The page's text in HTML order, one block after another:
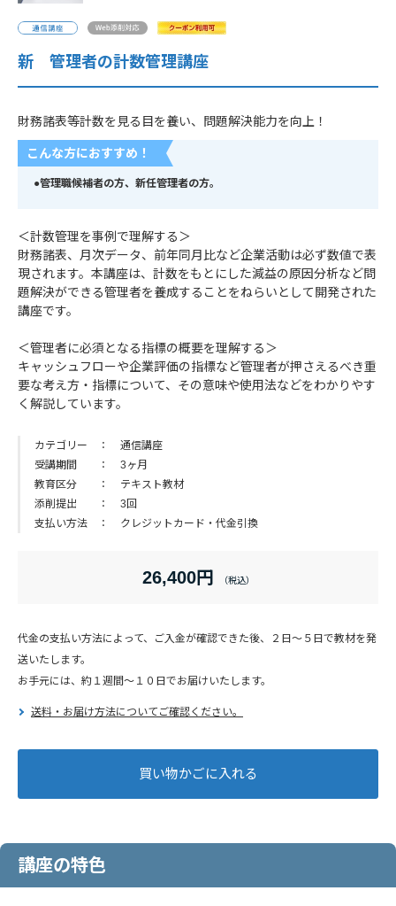
新 管理者の計数管理講座
財務諸表等計数を見る目を養い、問題解決能力を向上！
26,400円
こんな方におすすめ！
●管理職候補者の方、新任管理者の方。
＜計数管理を事例で理解する＞
財務諸表、月次データ、前年同月比など企業活動は必ず数値で表
現されます。本講座は、計数をもとにした減益の原因分析など問
題解決ができる管理者を養成することをねらいとして開発された
講座です。
＜管理者に必須となる指標の概要を理解する＞
キャッシュフローや企業評価の指標など管理者が押さえるべき重
要な考え方・指標について、その意味や使用法などをわかりやす
く解説しています。
カテゴリー
通信講座
受講期間
3ヶ月
教育区分
テキスト教材
添削提出
3回
支払い方法
クレジットカード・代金引換
代金の支払い方法によって、ご入金が確認できた後、２日～５日で教材を発
送いたします。
お手元には、約１週間～１０日でお届けいたします。
送料・お届け方法についてご確認ください。
講座の特色